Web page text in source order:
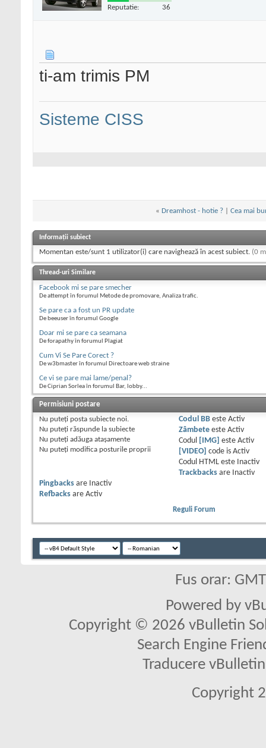
Reputatie: 36
ti-am trimis PM
Sisteme CISS
« Dreamhost - hotie ? Cea mai
Informații subiect
Momentan este/sunt 1 utilizator(i) care navighează în acest subiect. (0
Thread-uri Similare
Facebook mi se pare smecher
De attempt în forumul Metode de promovare, Analiza trafic.
Se pare ca a fost un PR update
De beeuser în forumul Google
Doar mi se pare ca seamana
De forapathy în forumul Plagiat
Cum Vi Se Pare Corect ?
De w3bmaster în forumul Directoare web straine
Ce vi se pare mai lame/penal?
De Ciprian Sorlea în forumul Bar, lobby...
Permisiuni postare
Nu puteţi posta subiecte noi.
Nu puteţi răspunde la subiecte
Nu puteţi adăuga ataşamente
Nu puteţi modifica posturile proprii
Codul BBeste Activ
Zâmbeteeste Activ
Codul
[IMG] este Activ
[VIDEO]
code is Activ
Codul HTML este
Inactiv
Trackbacksare
Inactiv
Pingbacks are
Inactiv
Refbacks are Activ
Reguli Forum
Fus orar:
Powered by
Copyright © 2026 vBulletin
Search Engine
Traducere
Copyright